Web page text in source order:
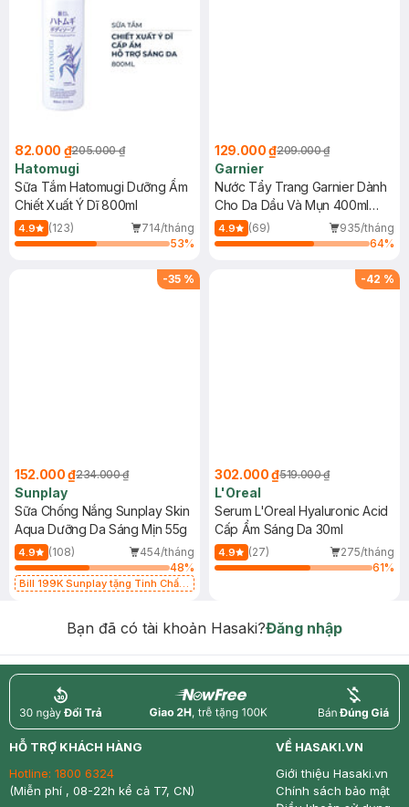
82.000 ₫205.000 ₫
Hatomugi
Sữa Tắm Hatomugi Dưỡng Ẩm
Chiết Xuất Ý Dĩ 800ml
4.9 (123)
714/tháng
53%
129.000 ₫209.000 ₫
Garnier
Nước Tẩy Trang Garnier Dành
Cho Da Dầu Và Mụn 400ml
(Mới)
4.9 (69)
935/tháng
64%
-35 %
152.000 ₫234.000 ₫
Sunplay
Sữa Chống Nắng Sunplay Skin
Aqua Dưỡng Da Sáng Mịn 55g
4.9 (108)
454/tháng
48%
Bill 199K Sunplay tặng Tinh Chất
-42 %
302.000 ₫519.000 ₫
L'Oreal
Serum L'Oreal Hyaluronic Acid
Cấp Ẩm Sáng Da 30ml
4.9 (27)
275/tháng
61%
Bạn đã có tài khoản Hasaki?Đăng nhập
return nowfree price
HỖ TRỢ KHÁCH HÀNG
Hotline: 1800 6324
(Miễn phí , 08-22h kể cả T7, CN)
VỀ HASAKI.VN
Giới thiệu Hasaki.vn
Chính sách bảo mật